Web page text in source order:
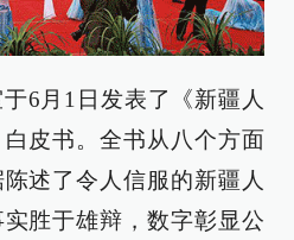
6月1日发表了《新疆人
皮书。全书从八个方面
述了令人信服的新疆人
胜于雄辩，数字彰显公